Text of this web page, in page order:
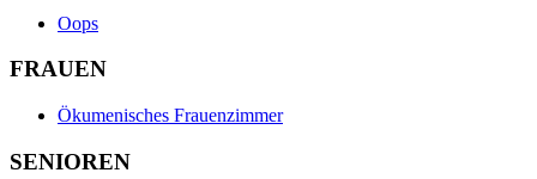
Oops
FRAUEN
Ökumenisches Frauenzimmer
SENIOREN